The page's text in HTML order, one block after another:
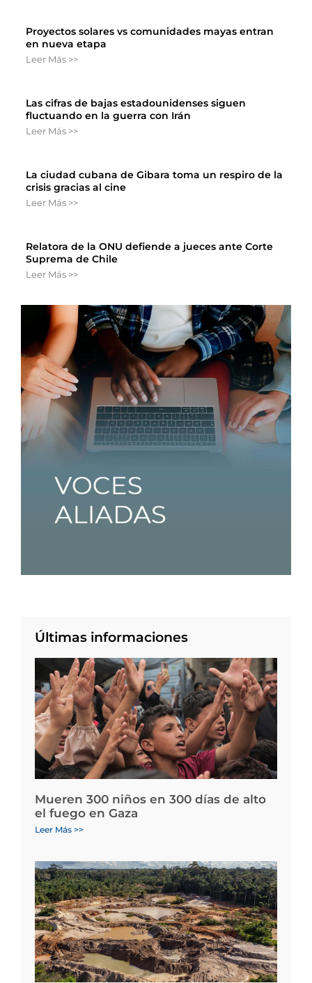
Proyectos solares vs comunidades mayas entran
en nueva etapa
Leer Más >>
Las cifras de bajas estadounidenses siguen
fluctuando en la guerra con Irán
Leer Más >>
La ciudad cubana de Gibara toma un respiro de la
crisis gracias al cine
Leer Más >>
Relatora de la ONU defiende a jueces ante Corte
Suprema de Chile
Leer Más >>
Últimas informaciones
Mueren 300 niños en 300 días de alto
el fuego en Gaza
Leer Más >>